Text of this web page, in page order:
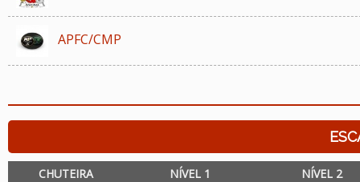
APFC/CMP
CHUTEIRA NÍVEL 1 NÍVEL 2